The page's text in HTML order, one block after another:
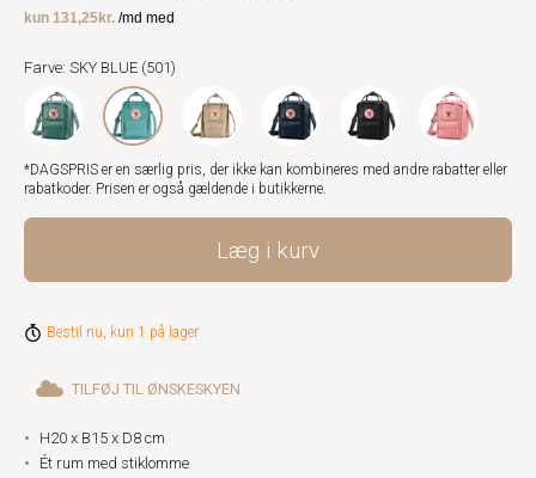
Farve: SKY BLUE (501)
*DAGSPRIS er en særlig pris, der ikke kan kombineres med andre rabatter eller
rabatkoder. Prisen er også gældende i butikkerne.
Læg i kurv
Bestil nu, kun 1 på lager
TILFØJ TIL ØNSKESKYEN
H20 x B15 x D8 cm
Ét rum med stiklomme